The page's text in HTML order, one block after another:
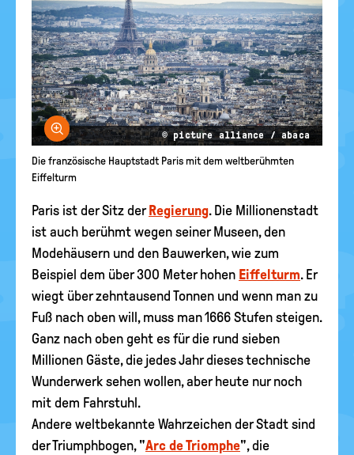
Bild vergrößern
© picture alliance / abaca
Die französische Hauptstadt Paris mit dem weltberühmten
Eiffelturm
Paris ist der Sitz der Regierung. Die Millionenstadt
ist auch berühmt wegen seiner Museen, den
Modehäusern und den Bauwerken, wie zum
Beispiel dem über 300 Meter hohen Eiffelturm. Er
wiegt über zehntausend Tonnen und wenn man zu
Fuß nach oben will, muss man 1666 Stufen steigen.
Ganz nach oben geht es für die rund sieben
Millionen Gäste, die jedes Jahr dieses technische
Wunderwerk sehen wollen, aber heute nur noch
mit dem Fahrstuhl.
Andere weltbekannte Wahrzeichen der Stadt sind
der Triumphbogen, "Arc de Triomphe", die